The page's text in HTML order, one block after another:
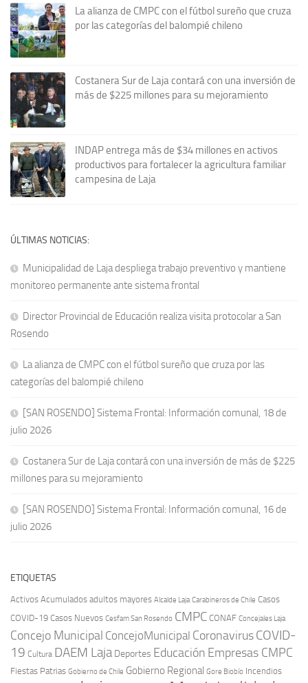
La alianza de CMPC con el fútbol sureño que cruza
por las categorías del balompié chileno
Costanera Sur de Laja contará con una inversión de
más de $225 millones para su mejoramiento
INDAP entrega más de $34 millones en activos
productivos para fortalecer la agricultura familiar
campesina de Laja
ÚLTIMAS NOTICIAS:
Municipalidad de Laja despliega trabajo preventivo y mantiene
monitoreo permanente ante sistema frontal
Director Provincial de Educación realiza visita protocolar a San
Rosendo
La alianza de CMPC con el fútbol sureño que cruza por las
categorías del balompié chileno
[SAN ROSENDO] Sistema Frontal: Información comunal, 18 de
julio 2026
Costanera Sur de Laja contará con una inversión de más de $225
millones para su mejoramiento
[SAN ROSENDO] Sistema Frontal: Información comunal, 16 de
julio 2026
ETIQUETAS
Activos Acumulados adultos mayores Alcalde Laja Carabineros de Chile Casos
COVID-19 Casos Nuevos Cesfam San Rosendo CMPC CONAF Concejales Laja
Concejo Municipal ConcejoMunicipal CoronavirusCOVID-
19 Cultura DAEM Laja Deportes Educación Empresas CMPC
Fiestas Patrias Gobierno de Chile Gobierno Regional Gore Biobío Incendios